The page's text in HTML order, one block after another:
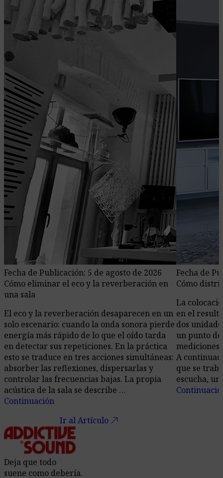
Fecha de Publicación: 5 de agosto de 2026
Cómo eliminar el eco y la reverberación en
una sala
El eco y la reverberación desaparecen en un
solo escenario: cuando la onda sonora pierde
energía más rápido de lo que el oído tarda
en detectar sus repeticiones. En la práctica
esto se traduce en tres acciones simultáneas:
absorber las reflexiones, dispersarlas y
controlar las frecuencias bajas. La propia
acústica de la sala se describe …
Continuación
Ir al Artículocall_made
Fecha de
Cómo
La
en el
dos
un punto
mediciones
A
que se
escucha,
Deja que todo
suene como debería.